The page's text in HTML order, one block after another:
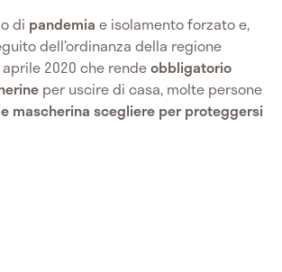
di pandemia e isolamento forzato e,
dell’ordinanza della regione
2020 che rendeobbligatorio
per uscire di casa, molte persone
mascherina scegliere per proteggersi